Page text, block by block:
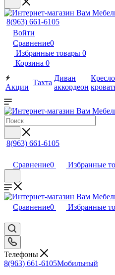
8(963) 661-6105
Войти
Сравнение0
Избранные товары 0
Корзина 0
Акции
Тахта
Диван
аккордеон
Кресло
8(963) 661-6105
Сравнение0 Избранные
Сравнение0 Избранные
Телефоны
8(963) 661-6105Мобильный